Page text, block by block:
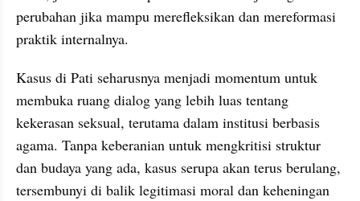
perubahan jika mampu merefleksikan dan mereformasi
praktik internalnya.
Kasus di Pati seharusnya menjadi momentum untuk
membuka ruang dialog yang lebih luas tentang
kekerasan seksual, terutama dalam institusi berbasis
agama. Tanpa keberanian untuk mengkritisi struktur
dan budaya yang ada, kasus serupa akan terus berulang,
tersembunyi di balik legitimasi moral dan keheningan